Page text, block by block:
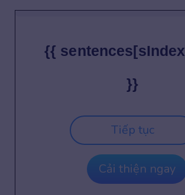
{{
}}
Tiếp tục
Cải thiện ngay